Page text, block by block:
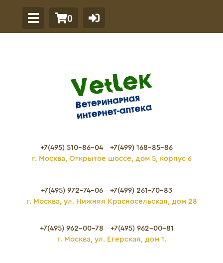
0
+7(495) 510-86-04
+7(499) 168-85-86
г. Москва, Открытое шоссе, дом 5, корпус 6
+7(495) 972-74-06
+7(499) 261-70-83
г. Москва, ул. Нижняя Красносельская, дом 28
+7(495) 962-00-78
+7(495) 962-00-81
г. Москва, ул. Егерская, дом 1.